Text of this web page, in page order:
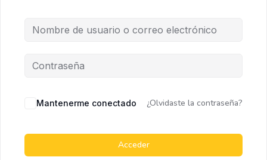
Mantenerme conectado ¿Olvidaste la contraseña?
Acceder